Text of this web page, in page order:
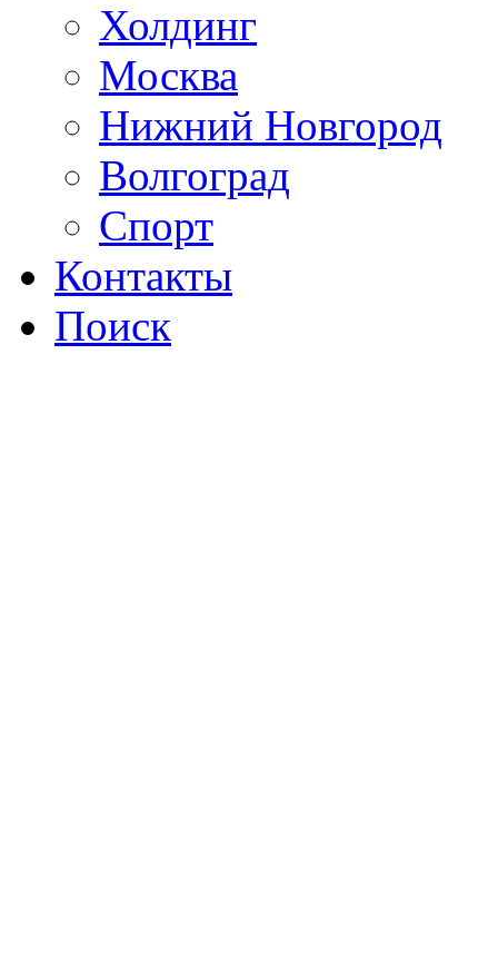
Холдинг
Москва
Нижний Новгород
Волгоград
Спорт
Контакты
Поиск